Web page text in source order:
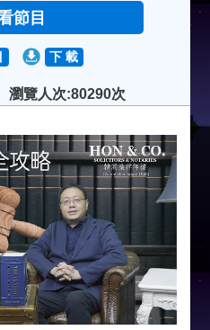
節目
下 載
瀏覽人次:80290次